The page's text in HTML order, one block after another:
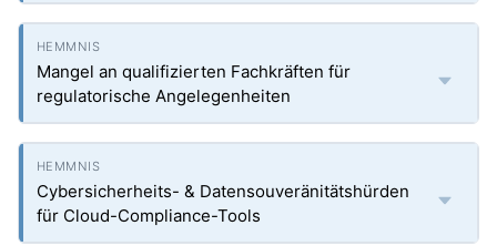
Mangel an qualifizierten Fachkräften für
regulatorische Angelegenheiten
Cybersicherheits- & Datensouveränitätshürden
für Cloud-Compliance-Tools